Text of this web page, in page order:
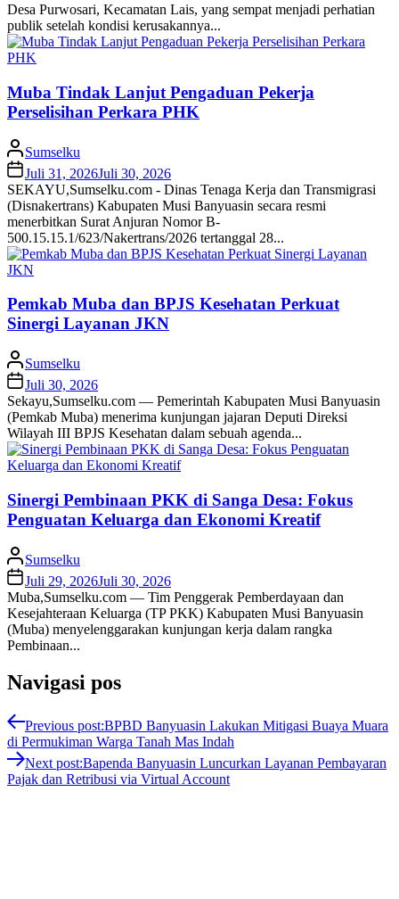
Desa Purwosari, Kecamatan Lais, yang sempat menjadi perhatian
publik setelah kondisi kerusakannya...
Muba Tindak Lanjut Pengaduan Pekerja
Perselisihan Perkara PHK
Sumselku
Juli 31, 2026Juli 30, 2026
SEKAYU,Sumselku.com - Dinas Tenaga Kerja dan Transmigrasi
(Disnakertrans) Kabupaten Musi Banyuasin secara resmi
menerbitkan Surat Anjuran Nomor B-
500.15.15.1/623/Nakertrans/2026 tertanggal 28...
Pemkab Muba dan BPJS Kesehatan Perkuat
Sinergi Layanan JKN
Sumselku
Juli 30, 2026
Sekayu,Sumselku.com — Pemerintah Kabupaten Musi Banyuasin
(Pemkab Muba) menerima kunjungan jajaran Deputi Direksi
Wilayah III BPJS Kesehatan dalam sebuah agenda...
Sinergi Pembinaan PKK di Sanga Desa: Fokus
Penguatan Keluarga dan Ekonomi Kreatif
Sumselku
Juli 29, 2026Juli 30, 2026
Muba,Sumselku.com — Tim Penggerak Pemberdayaan dan
Kesejahteraan Keluarga (TP PKK) Kabupaten Musi Banyuasin
(Muba) menyelenggarakan kunjungan kerja dalam rangka
Pembinaan...
Navigasi pos
Previous post:BPBD Banyuasin Lakukan Mitigasi Buaya Muara
di Permukiman Warga Tanah Mas Indah
Next post:Bapenda Banyuasin Luncurkan Layanan Pembayaran
Pajak dan Retribusi via Virtual Account